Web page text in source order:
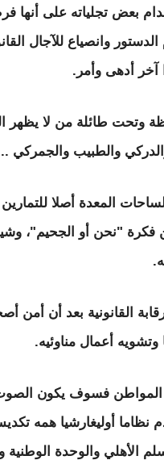
لانقلاب 2008 أصلا لاستخدام بعض تجلياته
وانصياع للآجال
آخر أدهى وأمر.
وتحت طائلة من لا يظهر
والطبيب والجمركي
المعدة أصلا للتمارين
فكرة "نحن أو الجحيم"،
القانونية بعد أن أمن
أعمال مناوئيه.
فسوف يكون الصوت
أوليغارشيا همه
الأهلي والوحدة الوطنية